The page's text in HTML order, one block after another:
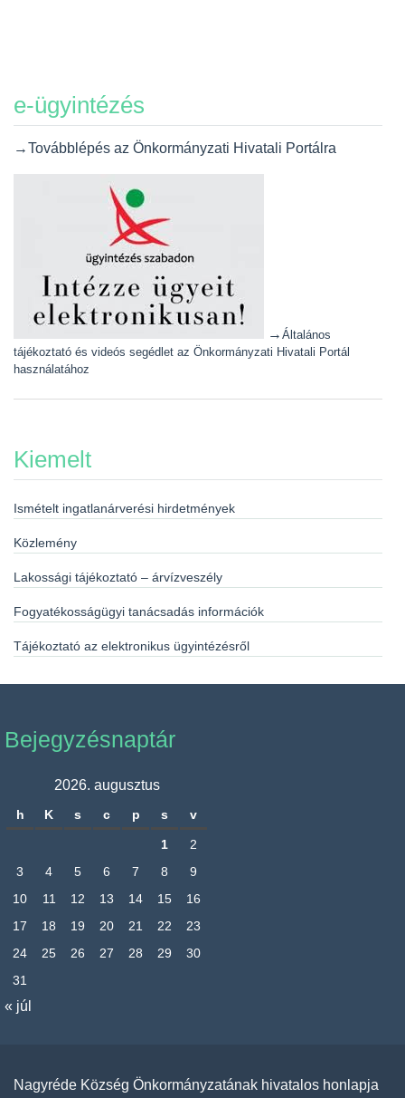
e-ügyintézés
→Továbblépés az Önkormányzati Hivatali Portálra
→ Általános
tájékoztató és videós segédlet az Önkormányzati Hivatali Portál
használatához
Kiemelt
Ismételt ingatlanárverési hirdetmények
Közlemény
Lakossági tájékoztató – árvízveszély
Fogyatékosságügyi tanácsadás információk
Tájékoztató az elektronikus ügyintézésről
Bejegyzésnaptár
2026. augusztus
h K s c p s v
1
2
3
4 5 6 7 8
9
10
11 12 13 14 15
16
17
18 19 20 21 22
23
24
25 26 27 28 29
30
31
« júl
Nagyréde Község Önkormányzatának hivatalos honlapja